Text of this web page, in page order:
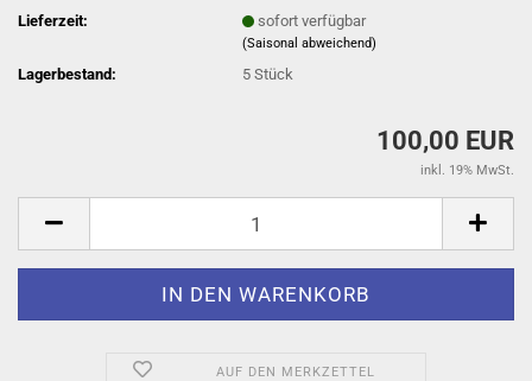
Lieferzeit:
sofort verfügbar
(Saisonal abweichend)
Lagerbestand: 5Stück
100,00 EUR
inkl. 19% MwSt.
AUF DEN MERKZETTEL